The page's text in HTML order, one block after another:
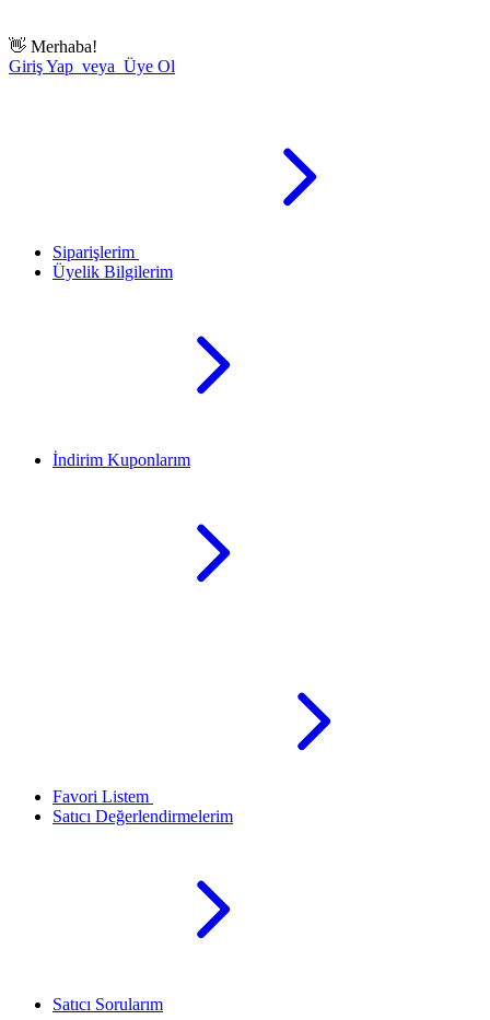
👋 Merhaba!
Giriş Yap veya Üye Ol
Siparişlerim
Üyelik Bilgilerim
İndirim Kuponlarım
Favori Listem
Satıcı Değerlendirmelerim
Satıcı Sorularım